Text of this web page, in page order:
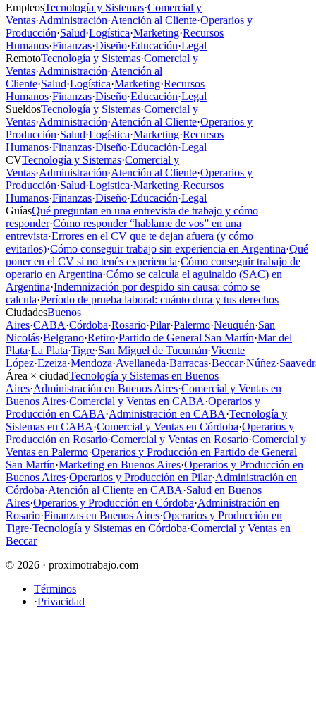
EmpleosTecnología y Sistemas·Comercial y
Ventas·Administración·Atención al Cliente·Operarios y
Producción·Salud·Logística·Marketing·Recursos
Humanos·Finanzas·Diseño·Educación·Legal
RemotoTecnología y Sistemas·Comercial y
Ventas·Administración·Atención al
Cliente·Salud·Logística·Marketing·Recursos
Humanos·Finanzas·Diseño·Educación·Legal
SueldosTecnología y Sistemas·Comercial y
Ventas·Administración·Atención al Cliente·Operarios y
Producción·Salud·Logística·Marketing·Recursos
Humanos·Finanzas·Diseño·Educación·Legal
CVTecnología y Sistemas·Comercial y
Ventas·Administración·Atención al Cliente·Operarios y
Producción·Salud·Logística·Marketing·Recursos
Humanos·Finanzas·Diseño·Educación·Legal
GuíasQué preguntan en una entrevista de trabajo y cómo
responder·Cómo responder “hablame de vos” en una
entrevista·Errores en el CV que te dejan afuera (y cómo
evitarlos)·Cómo conseguir trabajo sin experiencia en Argentina·Qué
poner en el CV si no tenés experiencia·Cómo conseguir trabajo de
operario en Argentina·Cómo se calcula el aguinaldo (SAC) en
Argentina·Indemnización por despido sin causa: cómo se
calcula·Período de prueba laboral: cuánto dura y tus derechos
CiudadesBuenos
Aires·CABA·Córdoba·Rosario·Pilar·Palermo·Neuquén·San
Nicolás·Belgrano·Retiro·Partido de General San Martín·Mar del
Plata·La Plata·Tigre·San Miguel de Tucumán·Vicente
López·Ezeiza·Mendoza·Avellaneda·Barracas·Beccar·Núñez·
Área × ciudadTecnología y Sistemas en Buenos
Aires·Administración en Buenos Aires·Comercial y Ventas en
Buenos Aires·Comercial y Ventas en CABA·Operarios y
Producción en CABA·Administración en CABA·Tecnología y
Sistemas en CABA·Comercial y Ventas en Córdoba·Operarios y
Producción en Rosario·Comercial y Ventas en Rosario·Comercial y
Ventas en Palermo·Operarios y Producción en Partido de General
San Martín·Marketing en Buenos Aires·Operarios y Producción en
Buenos Aires·Operarios y Producción en Pilar·Administración en
Córdoba·Atención al Cliente en CABA·Salud en Buenos
Aires·Operarios y Producción en Córdoba·Administración en
Rosario·Finanzas en Buenos Aires·Operarios y Producción en
Tigre·Tecnología y Sistemas en Córdoba·Comercial y Ventas en
Beccar
© 2026 · proximotrabajo.com
Términos
·Privacidad